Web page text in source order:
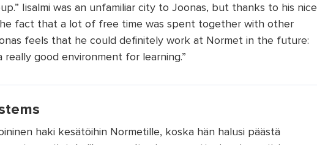
Iisalmi was an unfamiliar city to Joonas, but thanks to his nice
fact that a lot of free time was spent together with other
feels that he could definitely work at Normet in the future:
good environment for learning.”
haki kesätöihin Normetille, koska hän halusi päästä